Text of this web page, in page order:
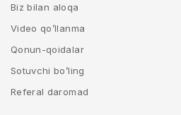
Biz bilan aloqa
Video qo’llanma
Qonun-qoidalar
Sotuvchi bo’ling
Referal daromad